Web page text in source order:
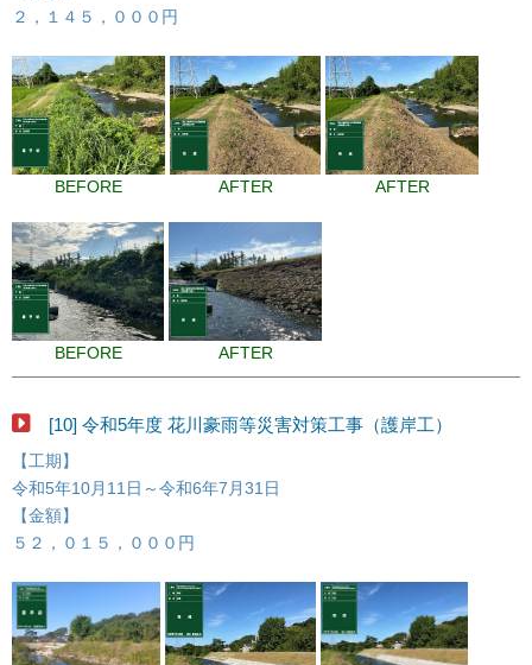
２，１４５，０００円
BEFORE AFTER AFTER
BEFORE AFTER
[10] 令和5年度 花川豪雨等災害対策工事（護岸工）
【工期】
令和5年10月11日～令和6年7月31日
【金額】
５２，０１５，０００円